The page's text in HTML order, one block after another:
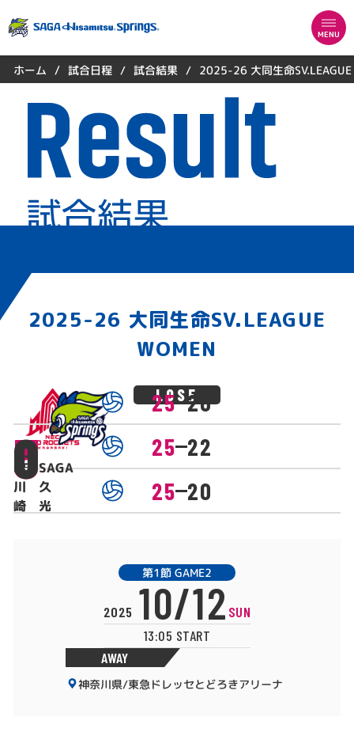
MENU
ホーム / 試合日程 / 試合結果 / 2025-26 大同生命
2025-26 大同生命SV.LEAGUE
WOMEN
NEC
川
崎
3
LOSE
25 20
25 22
25 20
0SAGA
久
光
第1節 GAME2
2025 10/12 SUN
13:05 START
AWAY
神奈川県/東急ドレッセとどろきアリーナ